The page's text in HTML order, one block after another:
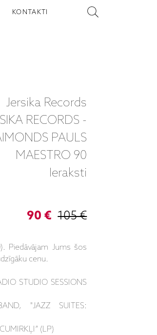
KONTAKTI
Jersika Records
RECORDS -
PAULS
MAESTRO 90
Ieraksti
90 € 105 €
Piedāvājam Jums šos
cenu.
STUDIO SESSIONS
"JAZZ SUITES:
(LP)